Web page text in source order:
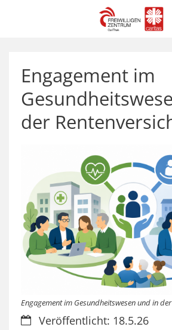
Engagement im
der
Engagement im Gesundheitswesen und in
Datum:Veröffentlicht: 18.5.26